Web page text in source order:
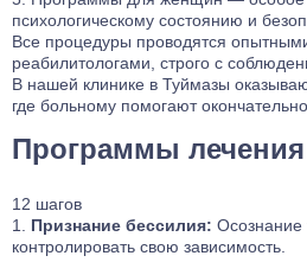
психологическому состоянию и
Все процедуры проводятся
реабилитологами, строго с
В нашей клинике в Туймазы
где больному помогают
Программы лечения
12 шагов
Признание бессилия: Осознание
контролировать свою зависимость.